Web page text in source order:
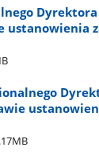
ustanowienia